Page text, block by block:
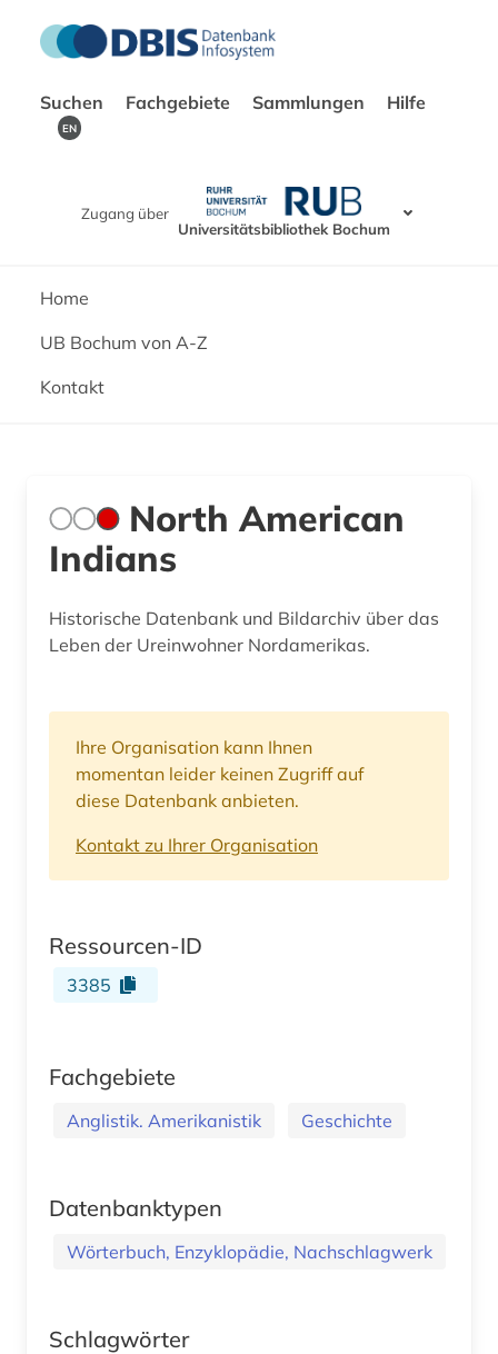
Suchen Fachgebiete Sammlungen Hilfe
EN
Zugang über
Universitätsbibliothek Bochum
Home
UB Bochum von A-Z
Kontakt
North American
Indians
Historische Datenbank und Bildarchiv über das
Leben der Ureinwohner Nordamerikas.
Ihre Organisation kann Ihnen
momentan leider keinen Zugriff auf
diese Datenbank anbieten.
Kontakt zu Ihrer Organisation
Ressourcen-ID
3385
Fachgebiete
Anglistik. Amerikanistik Geschichte
Datenbanktypen
Wörterbuch, Enzyklopädie, Nachschlagwerk
Schlagwörter